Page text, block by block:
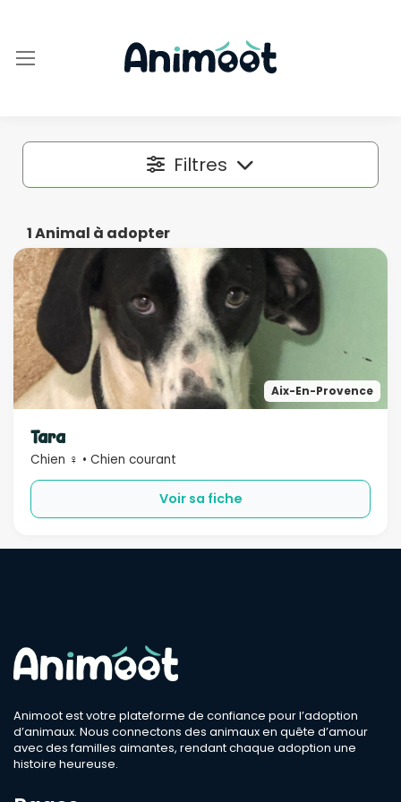
1Animal à adopter
Aix-En-Provence
Tara
Chien ♀ • Chien courant
Voir sa fiche
Filtres
Localisation
Dans un rayon autour de
Espèce
Sexe
Compatible
Animoot est votre plateforme de confiance pour l’adoption
d’animaux. Nous connectons des animaux en quête d’amour
avec des familles aimantes, rendant chaque adoption une
histoire heureuse.